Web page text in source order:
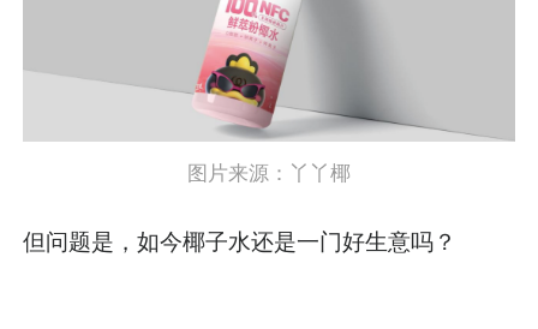
图片来源：丫丫椰
但问题是，如今椰子水还是一门好生意吗？